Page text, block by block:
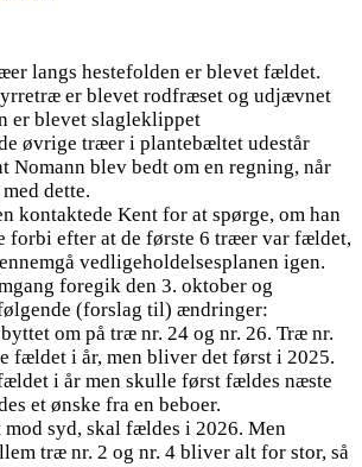
langs hestefolden er blevet fældet.
er blevet rodfræset og udjævnet
er blevet slagleklippet
øvrige træer i plantebæltet udestår
Nomann blev bedt om en regning, når
dette.
kontaktede Kent for at spørge, om han
forbi efter at de første 6 træer var fældet,
vedligeholdelsesplanen igen.
foregik den 3. oktober og
(forslag til) ændringer:
om på træ nr. 24 og nr. 26. Træ nr.
fældet i år, men bliver det først i 2025.
i år men skulle først fældes næste
et ønske fra en beboer.
mod syd, skal fældes i 2026. Men
træ nr. 2 og nr. 4 bliver alt for stor, så